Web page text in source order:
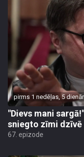
pirms 1 nedēļas, 5
"Dievs mani
sniegto zīmi dzīvē
67. epizode